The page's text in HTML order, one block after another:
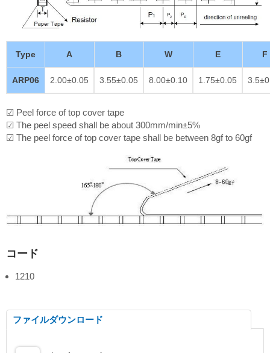
Type A B W E F
ARP06 2.00±0.05 3.55±0.05 8.00±0.10 1.75±0.05
☑ Peel force of top cover tape
☑ The peel speed shall be about 300mm/min±5%
☑ The peel force of top cover tape shall be between 8gf to 60gf
コード
1210
ファイルダウンロード